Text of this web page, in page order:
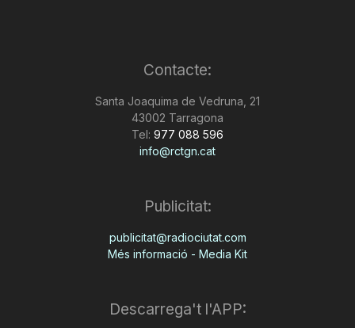
Contacte:
Santa Joaquima de Vedruna, 21
43002 Tarragona
Tel: 977 088 596
info@rctgn.cat
Publicitat:
publicitat@radiociutat.com
Més informació - Media Kit
Descarrega't l'APP: